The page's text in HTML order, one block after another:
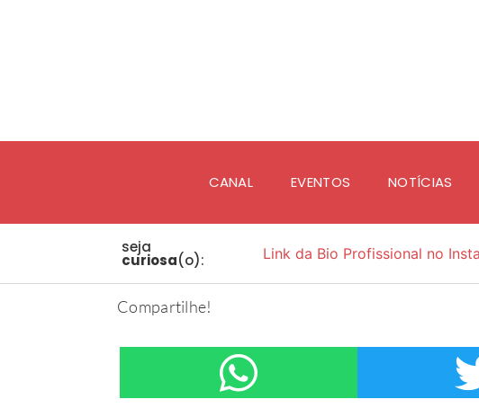
CANAL EVENTOS NOTÍCIAS
seja
curiosa(o): Link da Bio Profissional no Insta
Compartilhe!